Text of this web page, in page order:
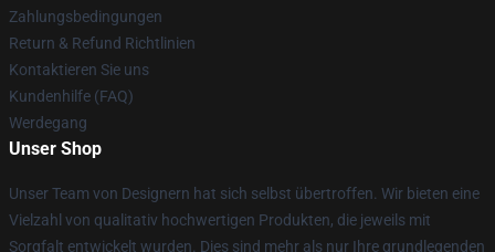
Zahlungsbedingungen
Return & Refund Richtlinien
Kontaktieren Sie uns
Kundenhilfe (FAQ)
Werdegang
Unser Shop
Unser Team von Designern hat sich selbst übertroffen. Wir bieten eine
Vielzahl von qualitativ hochwertigen Produkten, die jeweils mit
Sorgfalt entwickelt wurden. Dies sind mehr als nur Ihre grundlegenden